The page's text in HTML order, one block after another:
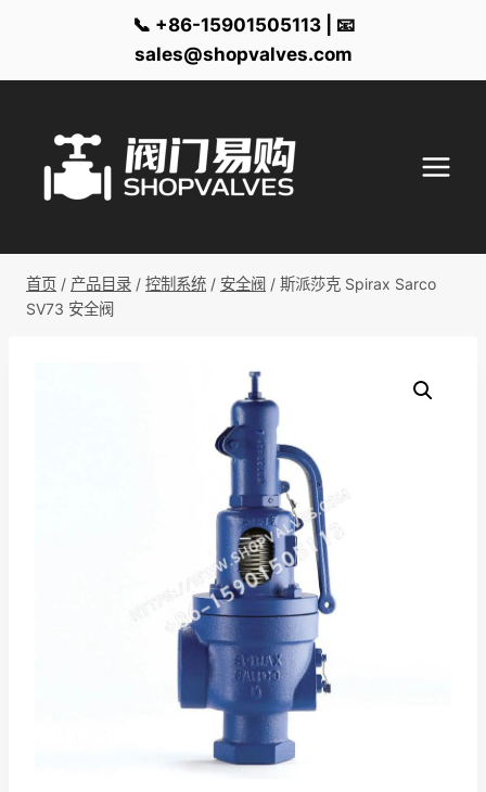
📞 +86-15901505113 | 📧
sales@shopvalves.com
首页 / 产品目录 / 控制系统 / 安全阀 / 斯派莎克 Spirax Sarco
SV73 安全阀